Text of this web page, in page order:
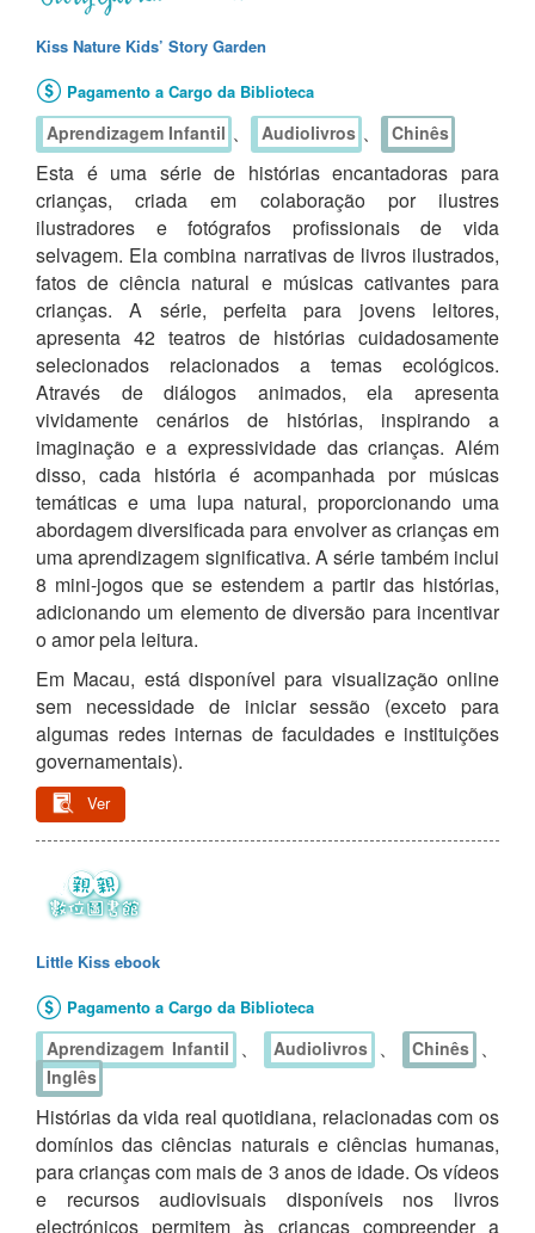
Kiss Nature Kids’ Story Garden
Pagamento a Cargo da Biblioteca
Aprendizagem Infantil 、 Audiolivros 、 Chinês
Esta é uma série de histórias encantadoras para
crianças, criada em colaboração por ilustres
ilustradores e fotógrafos profissionais de vida
selvagem. Ela combina narrativas de livros ilustrados,
fatos de ciência natural e músicas cativantes para
crianças. A série, perfeita para jovens leitores,
apresenta 42 teatros de histórias cuidadosamente
selecionados relacionados a temas ecológicos.
Através de diálogos animados, ela apresenta
vividamente cenários de histórias, inspirando a
imaginação e a expressividade das crianças. Além
disso, cada história é acompanhada por músicas
temáticas e uma lupa natural, proporcionando uma
abordagem diversificada para envolver as crianças em
uma aprendizagem significativa. A série também inclui
8 mini-jogos que se estendem a partir das histórias,
adicionando um elemento de diversão para incentivar
o amor pela leitura.
Em Macau, está disponível para visualização online
sem necessidade de iniciar sessão (exceto para
algumas redes internas de faculdades e instituições
governamentais).
Ver
Little Kiss ebook
Pagamento a Cargo da Biblioteca
Aprendizagem Infantil 、 Audiolivros 、 Chinês 、
Inglês
Histórias da vida real quotidiana, relacionadas com os
domínios das ciências naturais e ciências humanas,
para crianças com mais de 3 anos de idade. Os vídeos
e recursos audiovisuais disponíveis nos livros
electrónicos permitem às crianças compreender a